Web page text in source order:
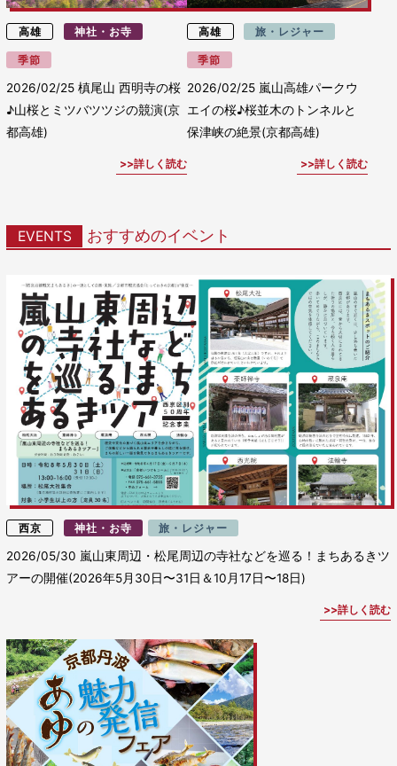
高雄 神社・お寺
季節
2026/02/25槙尾山 西明寺の桜
♪山桜とミツバツツジの競演(京
都高雄)
詳しく読む
高雄 旅・レジャー
季節
2026/02/25 嵐山高雄パークウ
エイの桜♪桜並木のトンネルと
保津峡の絶景(京都高雄)
詳しく読む
EVENTS おすすめのイベント
西京 神社・お寺 旅・レジャー
2026/05/30 嵐山東周辺・松尾周辺の寺社などを巡る！まちあるきツ
アーの開催(2026年5月30日〜31日＆10月17日〜18日)
詳しく読む